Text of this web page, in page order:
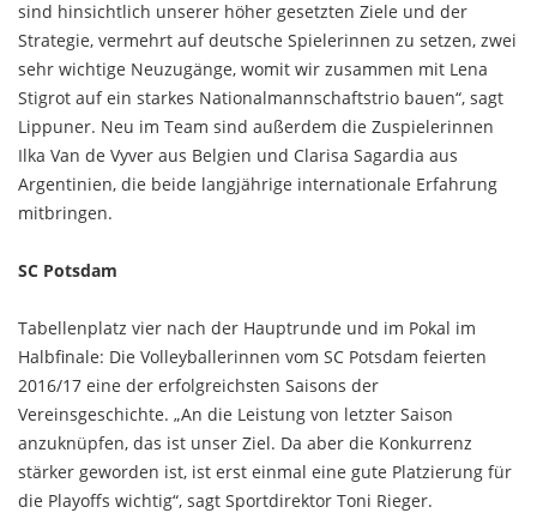
sind hinsichtlich unserer höher gesetzten Ziele und der
Strategie, vermehrt auf deutsche Spielerinnen zu setzen, zwei
sehr wichtige Neuzugänge, womit wir zusammen mit Lena
Stigrot auf ein starkes Nationalmannschaftstrio bauen“, sagt
Lippuner. Neu im Team sind außerdem die Zuspielerinnen
Ilka Van de Vyver aus Belgien und Clarisa Sagardia aus
Argentinien, die beide langjährige internationale Erfahrung
mitbringen.
SC Potsdam
Tabellenplatz vier nach der Hauptrunde und im Pokal im
Halbfinale: Die Volleyballerinnen vom SC Potsdam feierten
2016/17 eine der erfolgreichsten Saisons der
Vereinsgeschichte. „An die Leistung von letzter Saison
anzuknüpfen, das ist unser Ziel. Da aber die Konkurrenz
stärker geworden ist, ist erst einmal eine gute Platzierung für
die Playoffs wichtig“, sagt Sportdirektor Toni Rieger.